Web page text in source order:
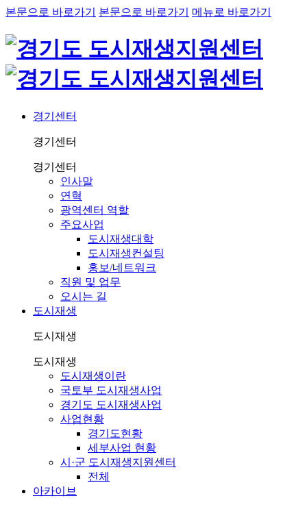
본문으로 바로가기 본문으로 바로가기 메뉴로 바로가기
경기센터
경기센터
경기센터
인사말
연혁
광역센터 역할
주요사업
도시재생대학
도시재생컨설팅
홍보/네트워크
직원 및 업무
오시는 길
도시재생
도시재생
도시재생
도시재생이란
국토부 도시재생사업
경기도 도시재생사업
사업현황
경기도현황
세부사업 현황
시·군 도시재생지원센터
전체
아카이브